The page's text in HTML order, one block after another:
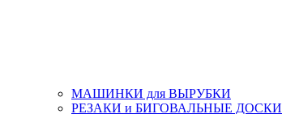
МАШИНКИ для ВЫРУБКИ
РЕЗАКИ и БИГОВАЛЬНЫЕ ДОСКИ